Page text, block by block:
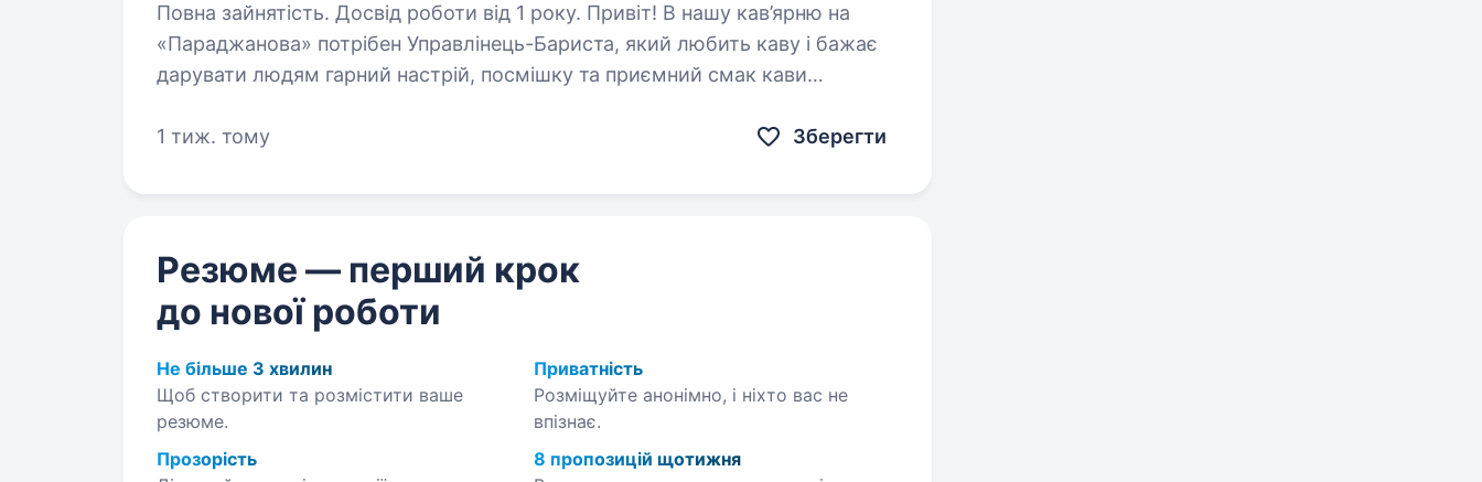
Повна зайнятість. Досвід роботи від 1 року. Привіт! В нашу кав’ярню на
«Параджанова» потрібен Управлінець-Бариста, який любить каву і бажає
дарувати людям гарний настрій, посмішку та приємний смак кави
1 тиж. тому
Зберегти
Резюме — перший крок
до нової роботи
Не більше 3 хвилин
Щоб створити та розмістити ваше
резюме.
Приватність
Розміщуйте анонімно, і ніхто вас не
впізнає.
Прозорість
8 пропозицій щотижня